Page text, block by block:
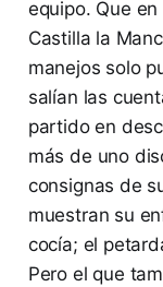
equipo. Que
Castilla la
manejos solo
salían las
partido en
más de uno
consignas de
muestran su
cocía; el
Pero el que